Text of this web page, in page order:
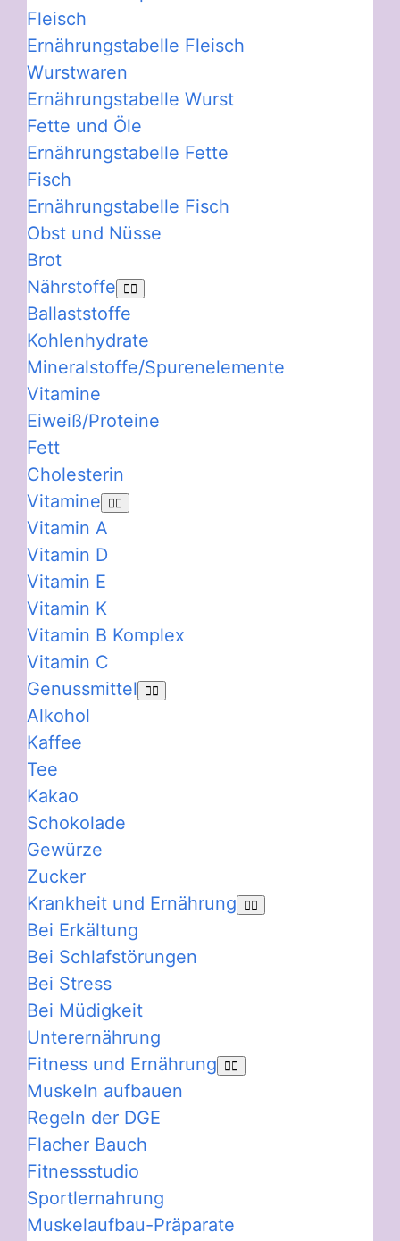
Fleisch
Ernährungstabelle Fleisch
Wurstwaren
Ernährungstabelle Wurst
Fette und Öle
Ernährungstabelle Fette
Fisch
Ernährungstabelle Fisch
Obst und Nüsse
Brot
Nährstoffe
Ballaststoffe
Kohlenhydrate
Mineralstoffe/Spurenelemente
Vitamine
Eiweiß/Proteine
Fett
Cholesterin
Vitamine
Vitamin A
Vitamin D
Vitamin E
Vitamin K
Vitamin B Komplex
Vitamin C
Genussmittel
Alkohol
Kaffee
Tee
Kakao
Schokolade
Gewürze
Zucker
Krankheit und Ernährung
Bei Erkältung
Bei Schlafstörungen
Bei Stress
Bei Müdigkeit
Unterernährung
Fitness und Ernährung
Muskeln aufbauen
Regeln der DGE
Flacher Bauch
Fitnessstudio
Sportlernahrung
Muskelaufbau-Präparate